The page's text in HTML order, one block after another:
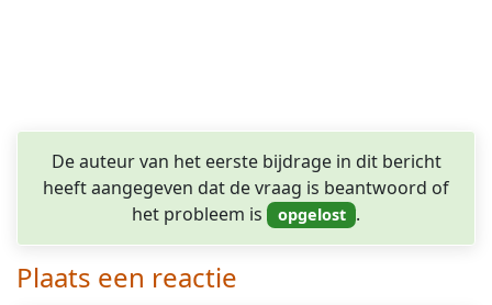
De auteur van het eerste bijdrage in dit bericht
heeft aangegeven dat de vraag is beantwoord of
het probleem is
.
Plaats een reactie